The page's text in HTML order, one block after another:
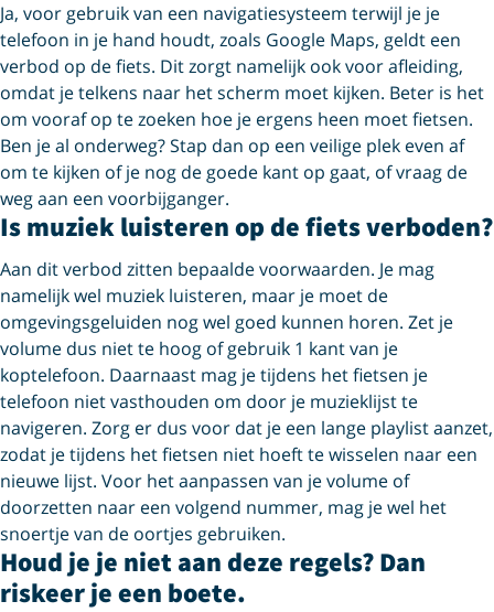
Ja, voor gebruik van een navigatiesysteem terwijl je je
telefoon in je hand houdt, zoals Google Maps, geldt een
verbod op de fiets. Dit zorgt namelijk ook voor afleiding,
omdat je telkens naar het scherm moet kijken. Beter is het
om vooraf op te zoeken hoe je ergens heen moet fietsen.
Ben je al onderweg? Stap dan op een veilige plek even af
om te kijken of je nog de goede kant op gaat, of vraag de
weg aan een voorbijganger.
Is muziek luisteren op de fiets verboden?
Aan dit verbod zitten bepaalde voorwaarden. Je mag
namelijk wel muziek luisteren, maar je moet de
omgevingsgeluiden nog wel goed kunnen horen. Zet je
volume dus niet te hoog of gebruik 1 kant van je
koptelefoon. Daarnaast mag je tijdens het fietsen je
telefoon niet vasthouden om door je muzieklijst te
navigeren. Zorg er dus voor dat je een lange playlist aanzet,
zodat je tijdens het fietsen niet hoeft te wisselen naar een
nieuwe lijst. Voor het aanpassen van je volume of
doorzetten naar een volgend nummer, mag je wel het
snoertje van de oortjes gebruiken.
Houd je je niet aan deze regels? Dan
riskeer je een boete.